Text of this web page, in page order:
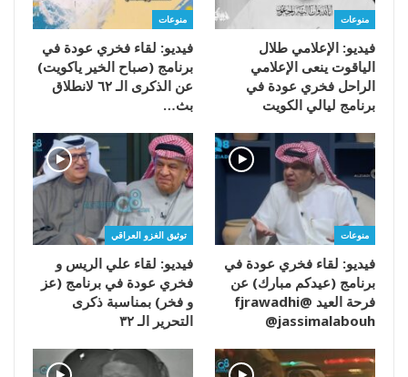
منوعات
فيديو: الإعلامي طلال
الياقوت ينعى الإعلامي
الراحل فخري عودة في
برنامج ليالي الكويت
منوعات
فيديو: لقاء فخري عودة في
برنامج (صباح الخير ياكويت)
عن الذكرى الـ ٦٢ لانطلاق
بث…
منوعات
فيديو: لقاء فخري عودة في
برنامج (عيدكم مبارك) عن
فرحة العيد @fjrawadhi
@jassimalabouh
توثيق الغزو العراقي
فيديو: لقاء علي الريس و
فخري عودة في برنامج (عز
و فخر) بمناسبة ذكرى
التحرير الـ ٣٢